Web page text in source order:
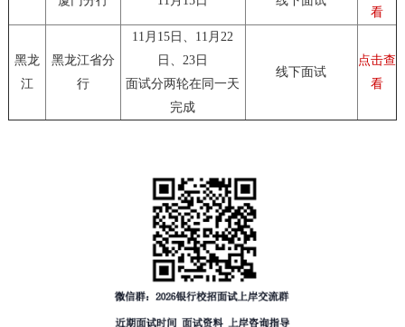
看
黑龙
江
黑龙江省分
行
11月15日、11月22
日、23日
面试分两轮在同一天
完成
线下面试
点击查
看